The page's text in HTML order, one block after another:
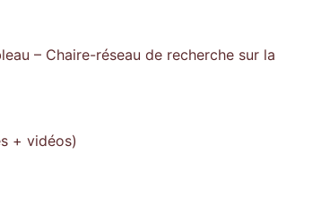
– Chaire-réseau de recherche sur la
+ vidéos)